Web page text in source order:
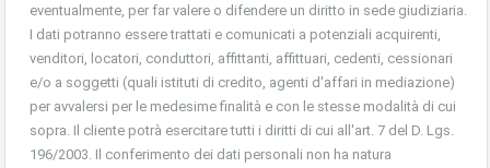
eventualmente, per far valere o difendere un diritto in sede giudiziaria.
I dati potranno essere trattati e comunicati a potenziali acquirenti,
venditori, locatori, conduttori, affittanti, affittuari, cedenti, cessionari
e/o a soggetti (quali istituti di credito, agenti d'affari in mediazione)
per avvalersi per le medesime finalità e con le stesse modalità di cui
sopra. Il cliente potrà esercitare tutti i diritti di cui all'art. 7 del D. Lgs.
196/2003. Il conferimento dei dati personali non ha natura